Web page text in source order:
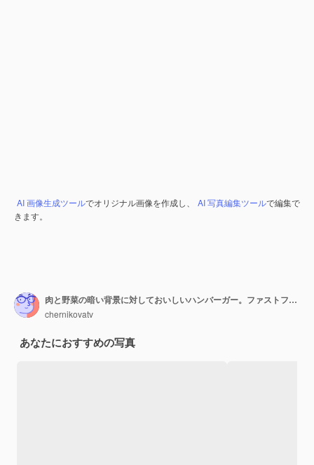
AI 画像生成ツールでオリジナル画像を作成し、 AI 写真編集ツールで編集で
きます。
肉と野菜の暗い背景に対しておいしいハンバーガー。ファストフード。背景として使用することができます
chernikovatv
あなたにおすすめの写真